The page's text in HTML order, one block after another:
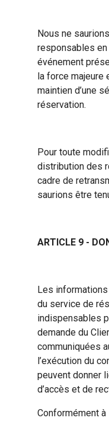
Nous ne
responsables en
événement
la force majeure
maintien d’une
réservation.
Pour toute
distribution des
cadre de
saurions être
ARTICLE 9 -
Les
du service de
indispensables
demande du
communiquées
l’exécution du
peuvent donner
d’accès et de
Conformément